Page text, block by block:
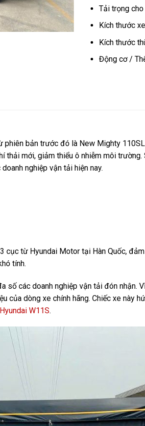
Tải trọng
Kích thước
Kích thước
Động cơ /
phiên bản trước đó là New Mighty
thải mới, giảm thiểu ô nhiễm môi
nghiệp vận tải hiện nay.
cục từ Hyundai Motor tại Hàn Quốc,
tính.
các doanh nghiệp vận tải đón nhận.
của dòng xe chính hãng. Chiếc xe này
Hyundai W11S.